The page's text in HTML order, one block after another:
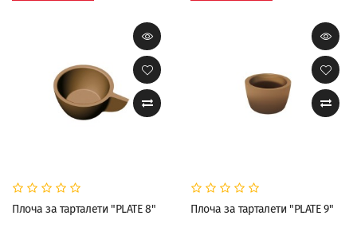
Плоча за тарталети "PLATE 8" Плоча за тарталети "PLATE 9"